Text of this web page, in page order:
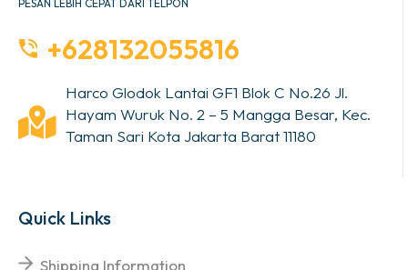
PESAN LEBIH CEPAT DARI TELPON
+628132055816
Harco Glodok Lantai GF1 Blok C No.26 Jl.
Hayam Wuruk No. 2 – 5 Mangga Besar, Kec.
Taman Sari Kota Jakarta Barat 11180
Quick Links
Shipping Information